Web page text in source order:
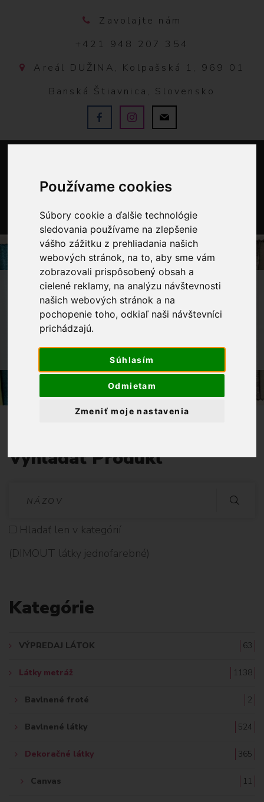
Používame cookies
Súbory cookie a ďalšie technológie
sledovania používame na zlepšenie
vášho zážitku z prehliadania našich
webových stránok, na to, aby sme vám
zobrazovali prispôsobený obsah a
cielené reklamy, na analýzu návštevnosti
našich webových stránok a na
pochopenie toho, odkiaľ naši návštevníci
prichádzajú.
Súhlasím
Odmietam
Zmeniť moje nastavenia
Zavolajte nám
+421 948 207 354
Areál DUŽINA, Kolpašská 1, 969 01
Banská Štiavnica, Slovensko
D
I
M
O
U
T
l
t
y
o
r
e
b
n
é
OBCHOD LÁTKY METRÁŽ
DEKORAČNÉ LÁTKY
ZATEMŇOVACIE ZÁVESY -
BLACKOUT/DIMOUT LÁTKY
DIMOUT LÁTKY JEDNOFAREBNÉ
Vyhladať Produkt
D
Hladať len v kategórií
(DIMOUT látky jednofarebné)
Kategórie
VÝPREDAJ LÁTOK 63
Látky metráž 1138
Bavlnené froté 2
Bavlnené látky 524
Dekoračné látky 365
Canvas 11